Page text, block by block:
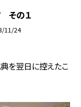
その１
11/24
典を翌日に控えたこ